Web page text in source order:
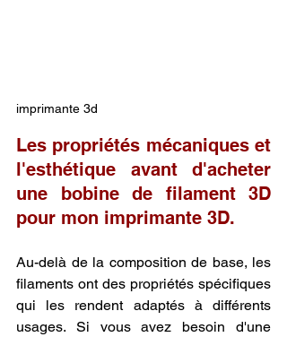
imprimante 3d
Les propriétés mécaniques et
l'esthétique avant d'acheter
une bobine de filament 3D
pour mon imprimante 3D.
Au-delà de la composition de base, les
filaments ont des propriétés spécifiques
qui les rendent adaptés à différents
usages. Si vous avez besoin d'une